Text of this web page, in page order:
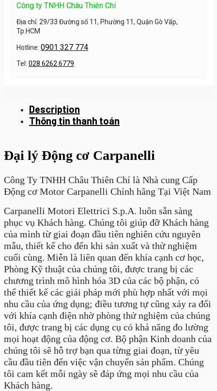
Công ty TNHH Châu Thiên Chí
Địa chỉ: 29/33 Đường số 11, Phường 11, Quận Gò Vấp,
Tp.HCM
Hotline: 0901 327 774
Tel: 028 6262 6779
Description
Thông tin thanh toán
Đại lý Động cơ Carpanelli
Công Ty TNHH Châu Thiên Chí là Nhà cung Cấp
Động cơ Motor Carpanelli Chính hãng Tại Việt Nam
Carpanelli Motori Elettrici S.p.A. luôn sẵn sàng
phục vụ Khách hàng. Chúng tôi giúp đỡ Khách hàng
của mình từ giai đoạn đầu tiên nghiên cứu nguyên
mẫu, thiết kế cho đến khi sản xuất và thử nghiệm
cuối cùng. Miễn là liên quan đến khía cạnh cơ học,
Phòng Kỹ thuật của chúng tôi, được trang bị các
chương trình mô hình hóa 3D của các bộ phận, có
thể thiết kế các giải pháp mới phù hợp nhất với mọi
nhu cầu của ứng dụng; điều tương tự cũng xảy ra đối
với khía cạnh điện nhờ phòng thử nghiệm của chúng
tôi, được trang bị các dụng cụ có khả năng đo lường
mọi hoạt động của động cơ. Bộ phận Kinh doanh của
chúng tôi sẽ hỗ trợ bạn qua từng giai đoạn, từ yêu
cầu đầu tiên đến việc vận chuyển sản phẩm. Chúng
tôi cam kết mỗi ngày sẽ đáp ứng mọi nhu cầu của
Khách hàng.